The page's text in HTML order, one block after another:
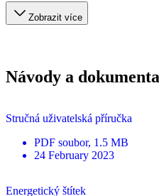
Zobrazit více
Návody a
Stručná uživatelská příručka
PDF soubor, 1.5 MB
24 February 2023
Energetický štítek